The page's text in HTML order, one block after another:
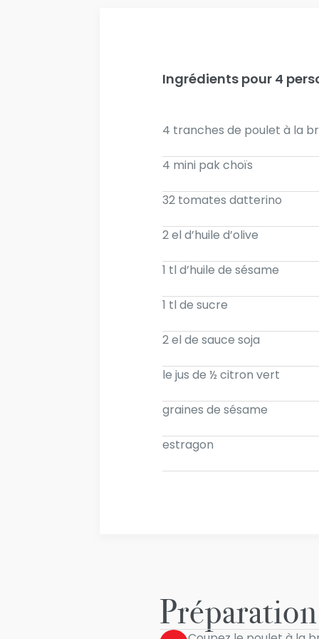
Ingrédients pour 4
4 tranches de poulet à la
4 mini pak choïs
32 tomates datterino
2 el d’huile d’olive
1 tl d’huile de sésame
1 tl de sucre
2 el de sauce soja
le jus de ½ citron vert
graines de sésame
estragon
Préparation